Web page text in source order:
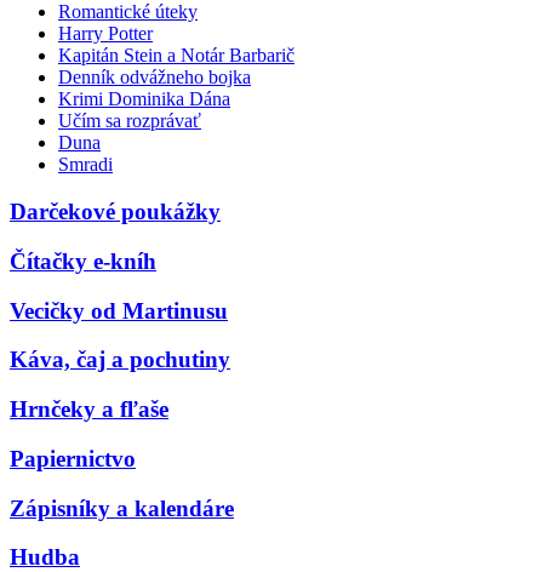
Romantické úteky
Harry Potter
Kapitán Stein a Notár Barbarič
Denník odvážneho bojka
Krimi Dominika Dána
Učím sa rozprávať
Duna
Smradi
Darčekové poukážky
Čítačky e-kníh
Vecičky od Martinusu
Káva, čaj a pochutiny
Hrnčeky a fľaše
Papiernictvo
Zápisníky a kalendáre
Hudba